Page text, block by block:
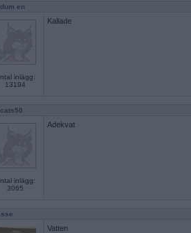
en
inlägg:
13194
Kallade
inlägg:
3065
Adekvat
Vatten